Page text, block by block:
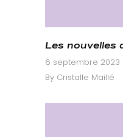
Les nouvelles
6 septembre 2023
By Cristalle Maillé